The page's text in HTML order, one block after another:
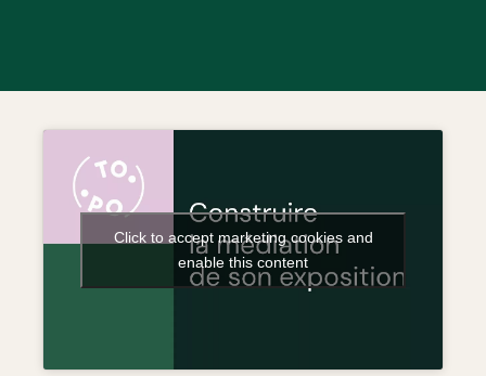
Click to accept marketing cookies and
enable this content